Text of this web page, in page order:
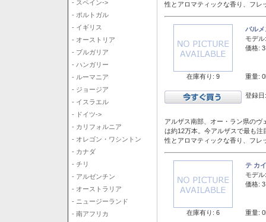
- スペイン->
- ポルトガル
- イギリス
- オーストリア
- ブルガリア
- ハンガリー
- ルーマニア
- ジョージア
- イスラエル
- ドイツ->
- カリフォルニア
- オレゴン・ワシントン
- カナダ
- チリ
- アルゼンチン
- オーストラリア
- ニュージーランド
- 南アフリカ
性とアロマティックな香り、フレ
在庫有り: 9
バル
モデル:
価格:
重量:
登録
アルザス南部、オー・ラン県の
は約12万本。今アルザスで最も
性とアロマティックな香り、フレ
在庫有り: 6
テ カ
モデル:
価格:
重量: